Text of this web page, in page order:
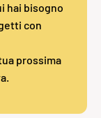
hai bisogno
con
prossima